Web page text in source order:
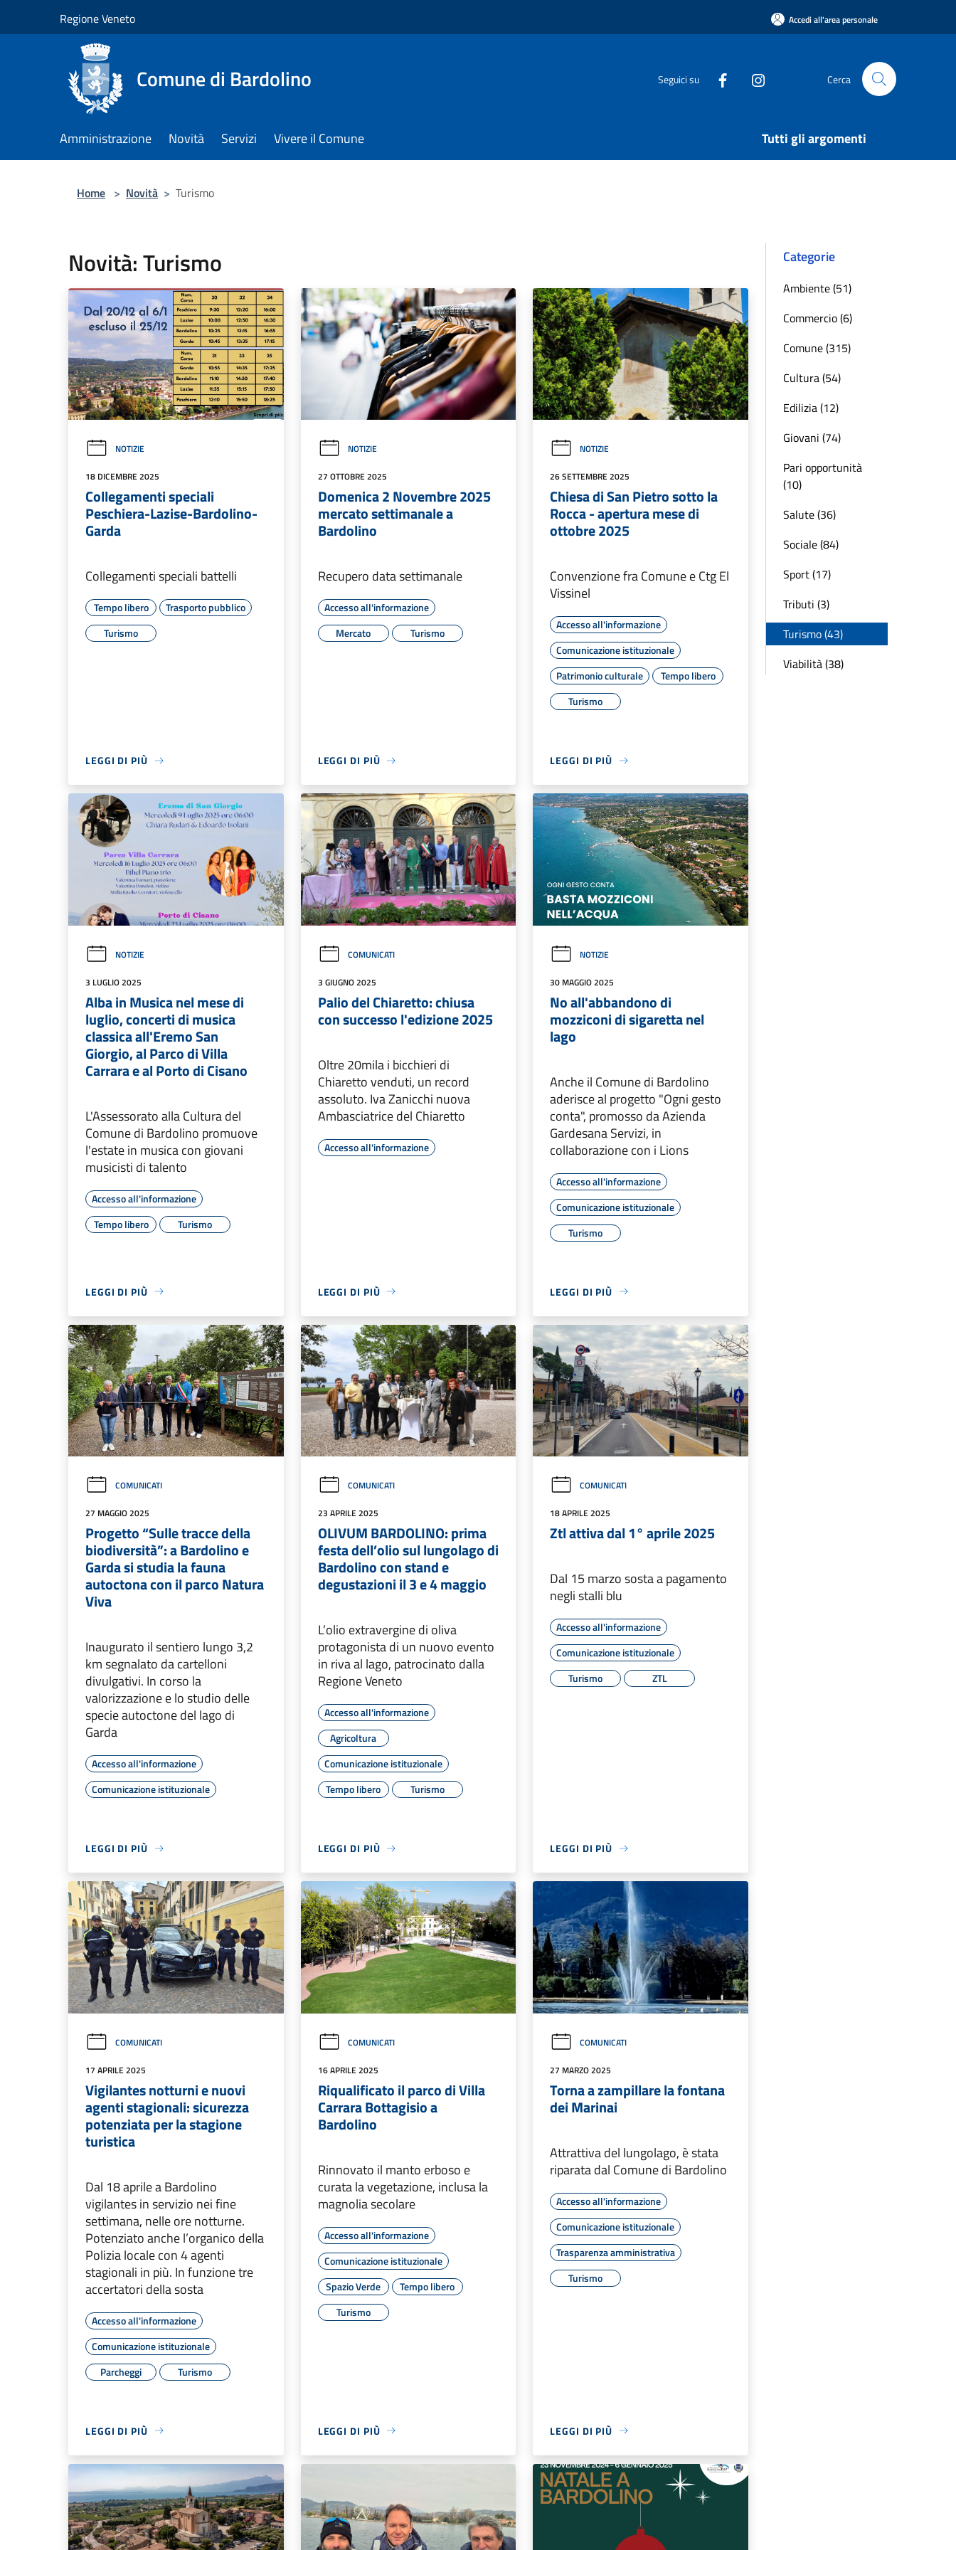
Regione Veneto Accedi all'area personale
Comune di Bardolino Seguici su Cerca
Amministrazione Novità Servizi Vivere il Comune Tutti gli argomenti
Home > Novità > Turismo
Novità: Turismo
NOTIZIE
18 DICEMBRE 2025
Collegamenti speciali
Peschiera-Lazise-Bardolino-
Garda
Collegamenti speciali battelli
Tempo libero
Trasporto pubblico
Turismo
LEGGI DI PIÙ
NOTIZIE
27 OTTOBRE 2025
Domenica 2 Novembre 2025
mercato settimanale a
Bardolino
Recupero data settimanale
Accesso all'informazione
Mercato
Turismo
LEGGI DI PIÙ
NOTIZIE
26 SETTEMBRE 2025
Chiesa di San Pietro sotto la
Rocca - apertura mese di
ottobre 2025
Convenzione fra Comune e Ctg El
Vissinel
Accesso all'informazione
Comunicazione istituzionale
Patrimonio culturale
Tempo libero
Turismo
LEGGI DI PIÙ
NOTIZIE
3 LUGLIO 2025
Alba in Musica nel mese di
luglio, concerti di musica
classica all'Eremo San
Giorgio, al Parco di Villa
Carrara e al Porto di Cisano
L'Assessorato alla Cultura del
Comune di Bardolino promuove
l'estate in musica con giovani
musicisti di talento
Accesso all'informazione
Tempo libero
Turismo
LEGGI DI PIÙ
COMUNICATI
3 GIUGNO 2025
Palio del Chiaretto: chiusa
con successo l'edizione 2025
Oltre 20mila i bicchieri di
Chiaretto venduti, un record
assoluto. Iva Zanicchi nuova
Ambasciatrice del Chiaretto
Accesso all'informazione
LEGGI DI PIÙ
NOTIZIE
30 MAGGIO 2025
No all'abbandono di
mozziconi di sigaretta nel
lago
Anche il Comune di Bardolino
aderisce al progetto "Ogni gesto
conta", promosso da Azienda
Gardesana Servizi, in
collaborazione con i Lions
Accesso all'informazione
Comunicazione istituzionale
Turismo
LEGGI DI PIÙ
COMUNICATI
27 MAGGIO 2025
Progetto “Sulle tracce della
biodiversità”: a Bardolino e
Garda si studia la fauna
autoctona con il parco Natura
Viva
Inaugurato il sentiero lungo 3,2
km segnalato da cartelloni
divulgativi. In corso la
valorizzazione e lo studio delle
specie autoctone del lago di
Garda
Accesso all'informazione
Comunicazione istituzionale
LEGGI DI PIÙ
COMUNICATI
23 APRILE 2025
OLIVUM BARDOLINO: prima
festa dell’olio sul lungolago di
Bardolino con stand e
degustazioni il 3 e 4 maggio
L’olio extravergine di oliva
protagonista di un nuovo evento
in riva al lago, patrocinato dalla
Regione Veneto
Accesso all'informazione
Agricoltura
Comunicazione istituzionale
Tempo libero
Turismo
LEGGI DI PIÙ
COMUNICATI
18 APRILE 2025
Ztl attiva dal 1° aprile 2025
Dal 15 marzo sosta a pagamento
negli stalli blu
Accesso all'informazione
Comunicazione istituzionale
Turismo
ZTL
LEGGI DI PIÙ
COMUNICATI
17 APRILE 2025
Vigilantes notturni e nuovi
agenti stagionali: sicurezza
potenziata per la stagione
turistica
Dal 18 aprile a Bardolino
vigilantes in servizio nei fine
settimana, nelle ore notturne.
Potenziato anche l’organico della
Polizia locale con 4 agenti
stagionali in più. In funzione tre
accertatori della sosta
Accesso all'informazione
Comunicazione istituzionale
Parcheggi
Turismo
LEGGI DI PIÙ
COMUNICATI
16 APRILE 2025
Riqualificato il parco di Villa
Carrara Bottagisio a
Bardolino
Rinnovato il manto erboso e
curata la vegetazione, inclusa la
magnolia secolare
Accesso all'informazione
Comunicazione istituzionale
Spazio Verde
Tempo libero
Turismo
LEGGI DI PIÙ
COMUNICATI
27 MARZO 2025
Torna a zampillare la fontana
dei Marinai
Attrattiva del lungolago, è stata
riparata dal Comune di Bardolino
Accesso all'informazione
Comunicazione istituzionale
Trasparenza amministrativa
Turismo
LEGGI DI PIÙ
Categorie
Ambiente (51)
Commercio (6)
Comune (315)
Cultura (54)
Edilizia (12)
Giovani (74)
Pari opportunità
(10)
Salute (36)
Sociale (84)
Sport (17)
Tributi (3)
Turismo (43)
Viabilità (38)